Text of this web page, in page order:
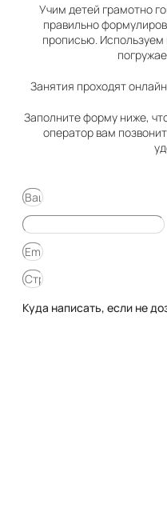
Учим детей грамотно
правильно
прописью.
Занятия проходят
Заполните форму ниже,
оператор вам
Куда написать, если не